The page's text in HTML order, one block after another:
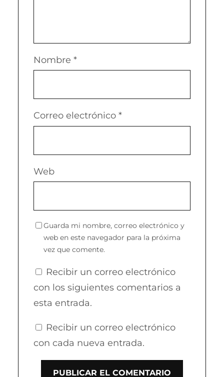
Nombre *
Correo electrónico *
Web
Guarda mi nombre, correo electrónico y
web en este navegador para la próxima
vez que comente.
Recibir un correo electrónico
con los siguientes comentarios a
esta entrada.
Recibir un correo electrónico
con cada nueva entrada.